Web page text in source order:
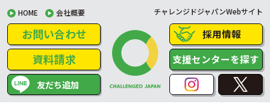
HOME 会社概要 チャレンジドジャパンWebサイト
お問い合わせ
資料請求
友だち追加
採用情報
支援センターを探す